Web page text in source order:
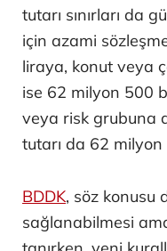
tutarı sınırları da
için azami
liraya, konut veya
ise 62 milyon 500
veya risk grubuna
tutarı da 62 milyon
BDDK, söz konusu
sağlanabilmesi